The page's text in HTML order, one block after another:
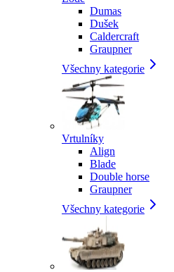
Dumas
Dušek
Caldercraft
Graupner
Všechny kategorie
Vrtulníky
Align
Blade
Double horse
Graupner
Všechny kategorie